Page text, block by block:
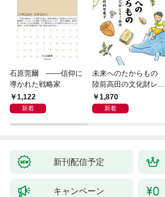
石原莞爾 ――信仰に
導かれた戦略家
1,122
新着
未来へのたからもの
陸前高田の文化財レス
キュー物語
1,870
新着
新刊配信予定
キャンペーン